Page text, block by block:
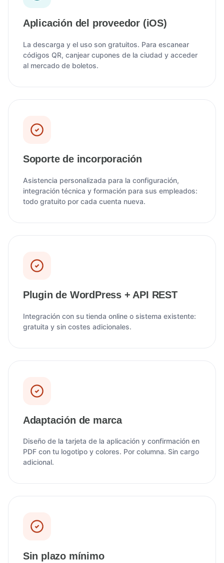
Aplicación del proveedor (iOS)
La descarga y el uso son gratuitos. Para escanear
códigos QR, canjear cupones de la ciudad y acceder
al mercado de boletos.
Soporte de incorporación
Asistencia personalizada para la configuración,
integración técnica y formación para sus empleados:
todo gratuito por cada cuenta nueva.
Plugin de WordPress + API REST
Integración con su tienda online o sistema existente:
gratuita y sin costes adicionales.
Adaptación de marca
Diseño de la tarjeta de la aplicación y confirmación en
PDF con tu logotipo y colores. Por columna. Sin cargo
adicional.
Sin plazo mínimo